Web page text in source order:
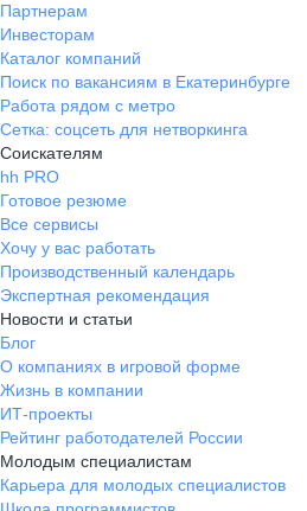
Партнерам
Инвесторам
Каталог компаний
Поиск по вакансиям в Екатеринбурге
Работа рядом с метро
Сетка: соцсеть для нетворкинга
Соискателям
hh PRO
Готовое резюме
Все сервисы
Хочу у вас работать
Производственный календарь
Экспертная рекомендация
Новости и статьи
Блог
О компаниях в игровой форме
Жизнь в компании
ИТ-проекты
Рейтинг работодателей России
Молодым специалистам
Карьера для молодых специалистов